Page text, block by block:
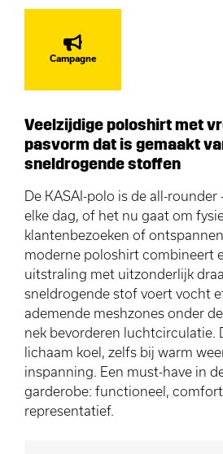
Campagne
Veelzijdige poloshirt met
pasvorm dat is gemaakt
sneldrogende stoffen
De KASAI-polo is de all-rounder
elke dag, of het nu gaat om
klantenbezoeken of
moderne poloshirt combineert
uitstraling met uitzonderlijk
sneldrogende stof voert vocht
ademende meshzones onder
nek bevorderen luchtcirculatie.
lichaam koel, zelfs bij warm
inspanning. Een must-have in
garderobe: functioneel,
representatief.